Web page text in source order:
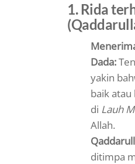
1. Rida
Dada:
yakin
baik
di Lauh
Allah.
ditimpa